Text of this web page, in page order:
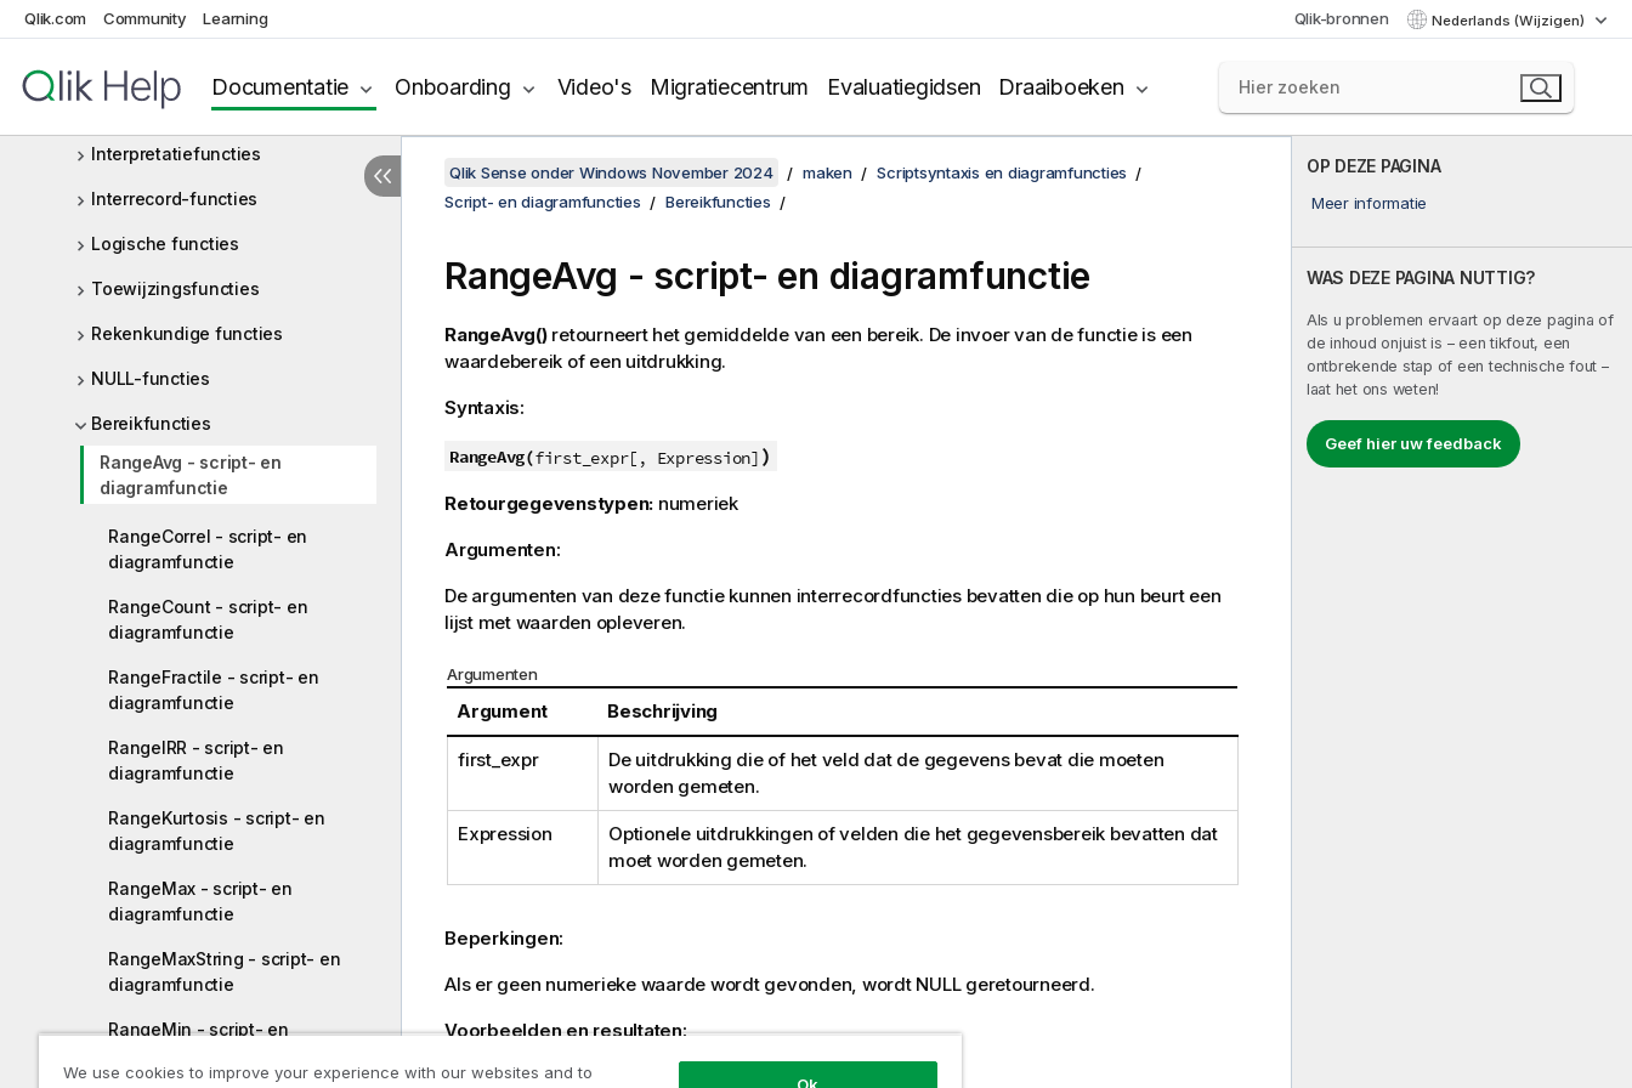
Qlik.com Community Learning Qlik-bronnen Nederlands (Wijzigen)
Documentatie Onboarding Video's Migratiecentrum Evaluatiegidsen Draaiboeken
Opmaakfuncties
Geospatiale functies
Interpretatiefuncties
Interrecord-functies
Logische functies
Toewijzingsfuncties
Rekenkundige functies
NULL-functies
Bereikfuncties
RangeAvg - script- en
diagramfunctie
RangeCorrel - script- en
diagramfunctie
RangeCount - script- en
diagramfunctie
RangeFractile - script- en
diagramfunctie
RangeIRR - script- en
diagramfunctie
RangeKurtosis - script- en
diagramfunctie
RangeMax - script- en
diagramfunctie
RangeMaxString - script- en
diagramfunctie
RangeMin - script- en
OP DEZE PAGINA
Meer informatie
WAS DEZE PAGINA NUTTIG?
Als u problemen ervaart op deze pagina of
de inhoud onjuist is – een tikfout, een
ontbrekende stap of een technische fout –
laat het ons weten!
Geef hier uw feedback
Qlik Sense onder Windows November 2024 maken
Scriptsyntaxis en diagramfuncties
Script- en diagramfuncties
Bereikfuncties
RangeAvg - script- en diagramfunctie
RangeAvg()retourneert het gemiddelde van een bereik. De invoer van de functie is een
waardebereik of een uitdrukking.
Syntaxis:
RangeAvg(first_expr[, Expression] )
Retourgegevenstypen: numeriek
Argumenten:
De argumenten van deze functie kunnen interrecordfuncties bevatten die op hun beurt een
lijst met waarden opleveren.
Argumenten
Argument Beschrijving
first_expr
De uitdrukking die of het veld dat de gegevens bevat die moeten
worden gemeten.
Expression
Optionele uitdrukkingen of velden die het gegevensbereik bevatten dat
moet worden gemeten.
Beperkingen:
Als er geen numerieke waarde wordt gevonden, wordt NULLgeretourneerd.
Voorbeelden en resultaten:
Scriptvoorbeelden
We use cookies to improve your experience with our websites and to